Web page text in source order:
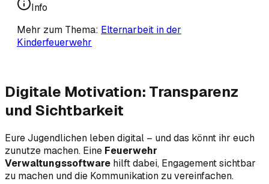
Info
Mehr zum Thema: Elternarbeit in der
Kinderfeuerwehr
Digitale Motivation: Transparenz
und Sichtbarkeit
Eure Jugendlichen leben digital – und das könnt ihr euch
zunutze machen. Eine Feuerwehr
Verwaltungssoftware hilft dabei, Engagement sichtbar
zu machen und die Kommunikation zu vereinfachen.